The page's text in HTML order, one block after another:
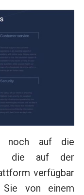
noch auf die
die auf der
verfügbar
von einem